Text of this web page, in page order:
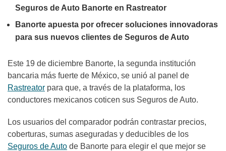
Seguros de Auto Banorte en Rastreator
Banorte apuesta por ofrecer soluciones innovadoras
para sus nuevos clientes de Seguros de Auto
Este 19 de diciembre Banorte, la segunda institución
bancaria más fuerte de México, se unió al panel de
Rastreator para que, a través de la plataforma, los
conductores mexicanos coticen sus Seguros de Auto.
Los usuarios del comparador podrán contrastar precios,
coberturas, sumas aseguradas y deducibles de los
Seguros de Auto de Banorte para elegir el que mejor se